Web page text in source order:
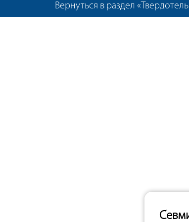
Вернуться в раздел